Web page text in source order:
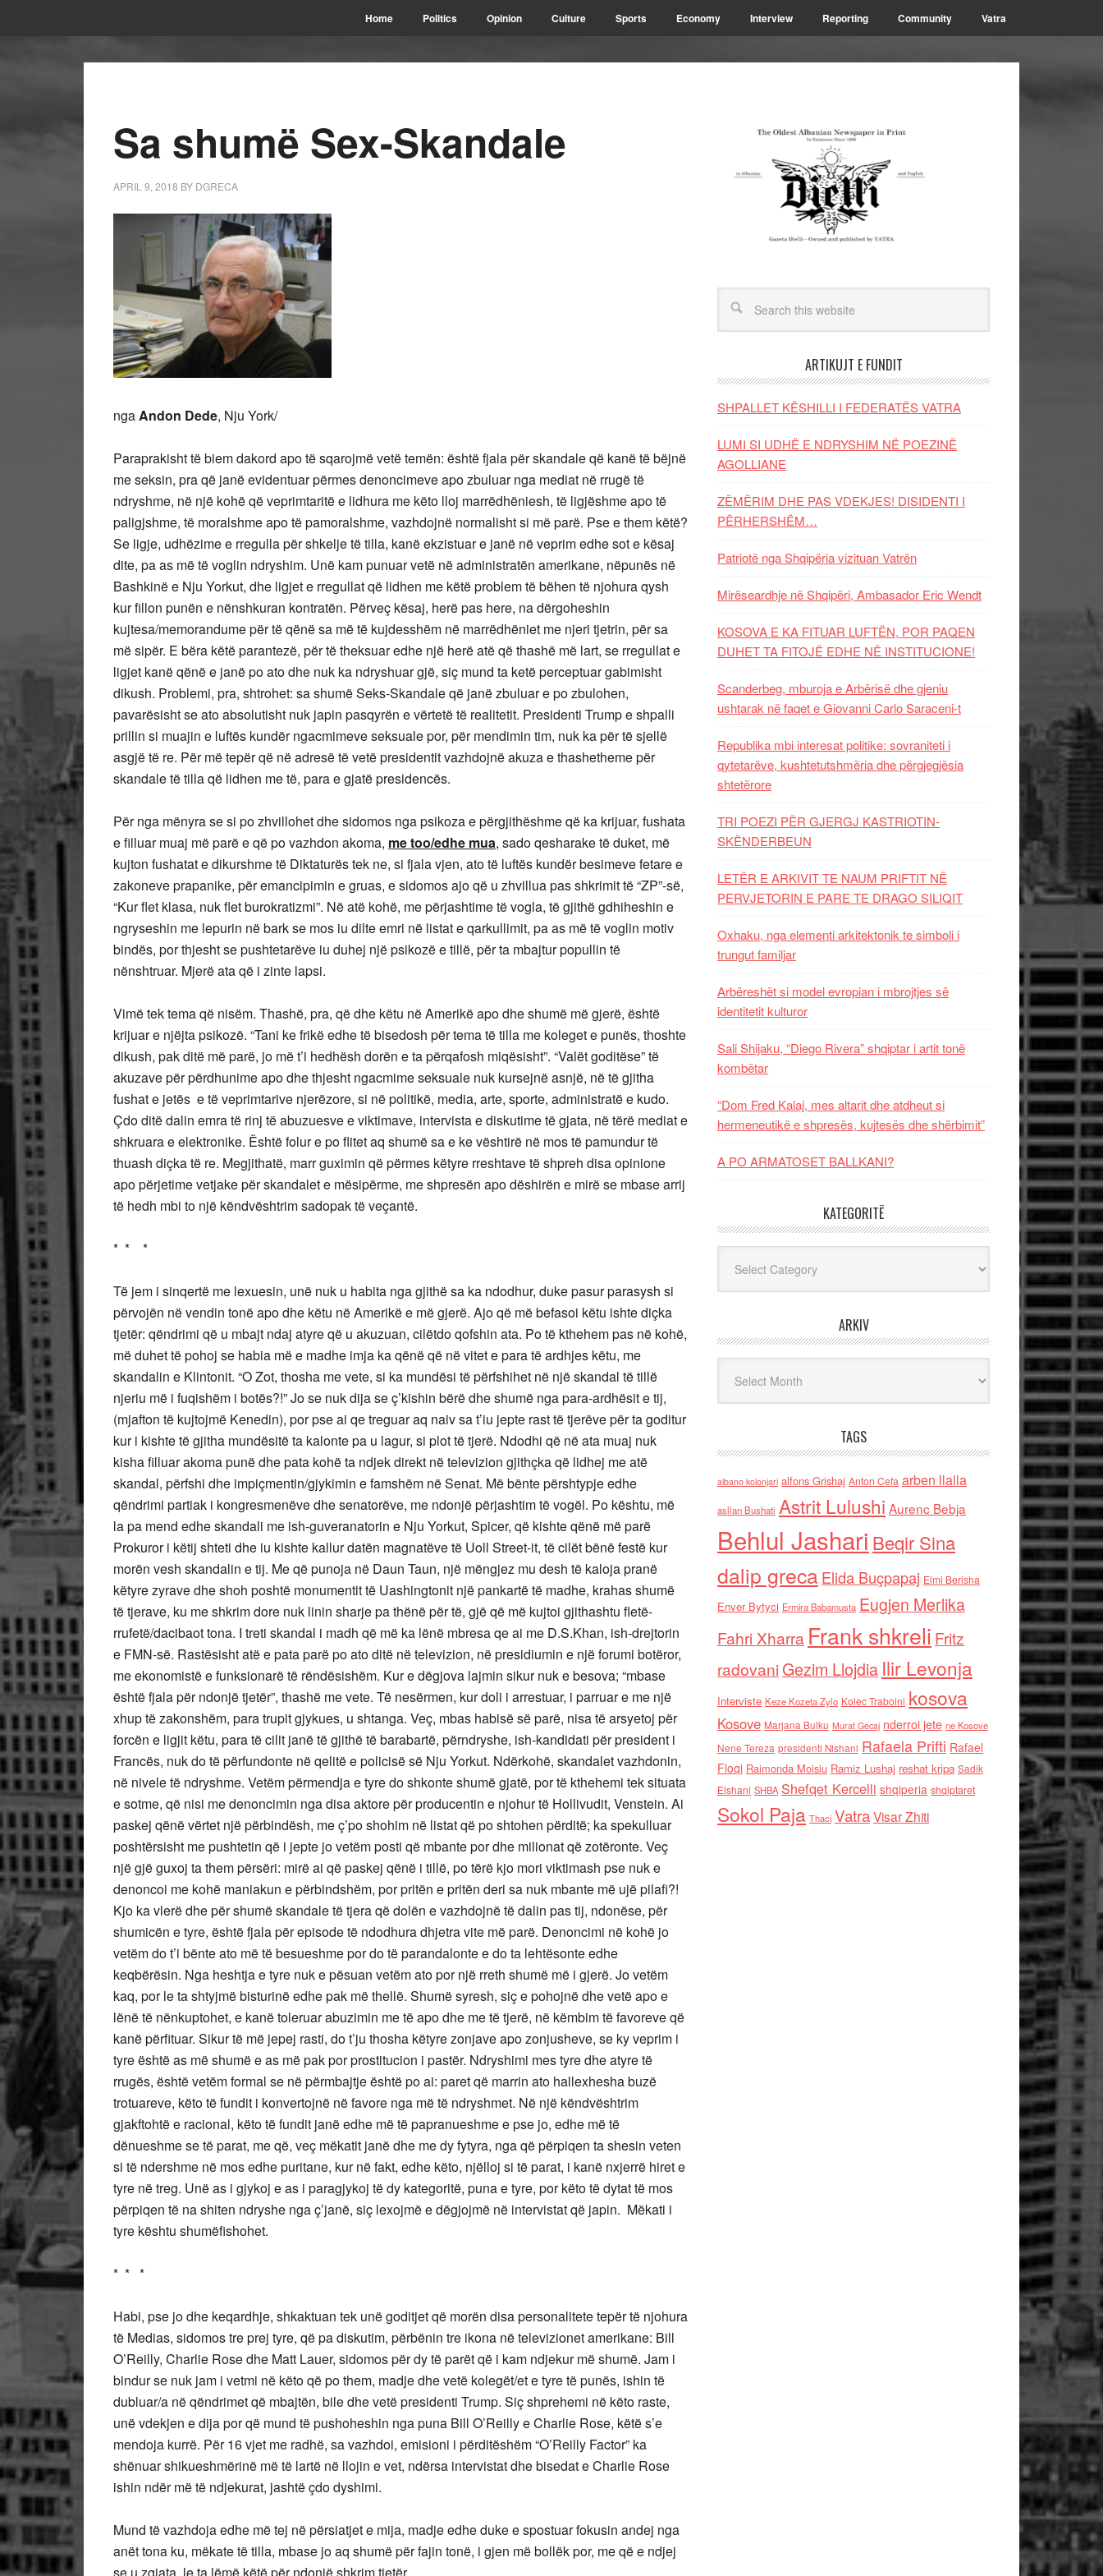
Home Politics Opinion Culture Sports Economy Interview Reporting Community Vatra
Sa shumë Sex-Skandale
APRIL 9, 2018 BY DGRECA
nga Andon Dede, Nju York/
Paraprakisht të biem dakord apo të sqarojmë vetë temën: është fjala për skandale që kanë të bëjnë
me seksin, pra që janë evidentuar përmes denoncimeve apo zbuluar nga mediat në rrugë të
ndryshme, në një kohë që veprimtaritë e lidhura me këto lloj marrëdhëniesh, të ligjëshme apo të
paligjshme, të moralshme apo të pamoralshme, vazhdojnë normalisht si më parë. Pse e them këtë?
Se ligje, udhëzime e rregulla për shkelje të tilla, kanë ekzistuar e janë në veprim edhe sot e kësaj
dite, pa as më të voglin ndryshim. Unë kam punuar vetë në administratën amerikane, nëpunës në
Bashkinë e Nju Yorkut, dhe ligjet e rregullat që lidhen me këtë problem të bëhen të njohura qysh
kur fillon punën e nënshkuran kontratën. Përveç kësaj, herë pas here, na dërgoheshin
kujtesa/memorandume për të qënë sa më të kujdesshëm në marrëdhëniet me njeri tjetrin, për sa
më sipër. E bëra këtë parantezë, për të theksuar edhe një herë atë që thashë më lart, se rregullat e
ligjet kanë qënë e janë po ato dhe nuk ka ndryshuar gjë, siç mund ta ketë perceptuar gabimisht
dikush. Problemi, pra, shtrohet: sa shumë Seks-Skandale që janë zbuluar e po zbulohen,
pavarësisht se ato absolutisht nuk japin pasqyrën e vërtetë të realitetit. Presidenti Trump e shpalli
prillin si muajin e luftës kundër ngacmimeve seksuale por, për mendimin tim, nuk ka për të sjellë
asgjë të re. Për më tepër që në adresë të vetë presidentit vazhdojnë akuza e thashetheme për
skandale të tilla që lidhen me të, para e gjatë presidencës.
Për nga mënyra se si po zhvillohet dhe sidomos nga psikoza e përgjithëshme që ka krijuar, fushata
e filluar muaj më parë e që po vazhdon akoma, me too/edhe mua, sado qesharake të duket, më
kujton fushatat e dikurshme të Diktaturës tek ne, si fjala vjen, ato të luftës kundër besimeve fetare e
zakoneve prapanike, për emancipimin e gruas, e sidomos ajo që u zhvillua pas shkrimit të “ZP”-së,
“Kur flet klasa, nuk flet burokratizmi”. Në atë kohë, me përjashtime të vogla, të gjithë gdhiheshin e
ngryseshin me lepurin në bark se mos iu dilte emri në listat e qarkullimit, pa as më të voglin motiv
bindës, por thjesht se pushtetarëve iu duhej një psikozë e tillë, për ta mbajtur popullin të
nënshtruar. Mjerë ata që i zinte lapsi.
Vimë tek tema që nisëm. Thashë, pra, që dhe këtu në Amerikë apo dhe shumë më gjerë, është
krijuar e njëjta psikozë. “Tani ke frikë edhe të bisedosh për tema të tilla me koleget e punës, thoshte
dikush, pak ditë më parë, jo më t’i hedhësh dorën e ta përqafosh miqësisht”. “Valët goditëse” të
akuzave për përdhunime apo dhe thjesht ngacmime seksuale nuk kursejnë asnjë, në të gjitha
fushat e jetës e të veprimtarive njerëzore, si në politikë, media, arte, sporte, administratë e kudo.
Çdo ditë dalin emra të rinj të abuzuesve e viktimave, intervista e diskutime të gjata, në tërë mediat e
shkruara e elektronike. Është folur e po flitet aq shumë sa e ke vështirë në mos të pamundur të
thuash diçka të re. Megjithatë, marr guximin që përmes këtyre rreshtave të shpreh disa opinione
apo përjetime vetjake për skandalet e mësipërme, me shpresën apo dëshirën e mirë se mbase arrij
të hedh mbi to një këndvështrim sadopak të veçantë.
* * *
Të jem i sinqertë me lexuesin, unë nuk u habita nga gjithë sa ka ndodhur, duke pasur parasysh si
përvojën në vendin tonë apo dhe këtu në Amerikë e më gjerë. Ajo që më befasoi këtu ishte diçka
tjetër: qëndrimi që u mbajt ndaj atyre që u akuzuan, cilëtdo qofshin ata. Po të kthehem pas në kohë,
më duhet të pohoj se habia më e madhe imja ka qënë që në vitet e para të ardhjes këtu, me
skandalin e Klintonit. “O Zot, thosha me vete, si ka mundësi të përfshihet në një skandal të tillë
njeriu më i fuqishëm i botës?!” Jo se nuk dija se ç’kishin bërë dhe shumë nga para-ardhësit e tij,
(mjafton të kujtojmë Kenedin), por pse ai qe treguar aq naiv sa t’iu jepte rast të tjerëve për ta goditur
kur i kishte të gjitha mundësitë ta kalonte pa u lagur, si plot të tjerë. Ndodhi që në ata muaj nuk
kisha filluar akoma punë dhe pata kohë ta ndjek direkt në televizion gjithçka që lidhej me atë
skandal, përfshi dhe impiçmentin/gjykimin e famshëm në Senat. Më bënte përshtypje edhe
qëndrimi partiak i kongresmenëve dhe senatorëve, me ndonjë përjashtim të vogël. Po kështu, më
la pa mend edhe skandali me ish-guveranatorin e Nju Yorkut, Spicer, që kishte qënë më parë
Prokuror i këtij shteti dhe iu kishte kallur datën magnatëve të Uoll Street-it, të cilët bënë festë kur
morën vesh skandalin e tij. Me që punoja në Daun Taun, një mëngjez mu desh të kaloja pranë
këtyre zyrave dhe shoh poshtë monumentit të Uashingtonit një pankartë të madhe, krahas shumë
të tjerave, ku me shkrim dore nuk linin sharje pa thënë për të, gjë që më kujtoi gjithashtu fletë-
rrufetë/dacibaot tona. I treti skandal i madh që më ka lënë mbresa qe ai me D.S.Khan, ish-drejtorin
e FMN-së. Rastësisht atë e pata parë po ato ditë në televizion, në presidiumin e një forumi botëror,
me ekonomistë e funksionarë të rëndësishëm. Kur e dëgjova lajmin sikur nuk e besova; “mbase
është fjala për ndonjë tjetër”, thashë me vete. Të nesërmen, kur doli i arrestuar, i parruar e me një
xhup të zakonshëm, para trupit gjykues, u shtanga. Veç, mbas habisë së parë, nisa të arsyetoj për
forcën e ligjit këtu, para të cilit janë të gjithë të barabartë, përndryshe, ish-kandidati për president i
Francës, nuk do të përfundonte në qelitë e policisë së Nju Yorkut. Ndërkohë, skandalet vazhdonin,
në nivele të ndryshme. Vetëm përmendja e tyre do shkonte shumë gjatë, por të kthehemi tek situata
e sotme, që nisi me denoncimin nga disa aktore për producentin e njohur të Hollivudit, Venstein. Ai
paskej qënë vërtet një përbindësh, me ç’po shohim në listat që po shtohen përditë; ka spekulluar
poshtërsisht me pushtetin që i jepte jo vetëm posti që mbante por dhe milionat që zotëronte. Veç
një gjë guxoj ta them përsëri: mirë ai që paskej qënë i tillë, po tërë kjo mori viktimash pse nuk e
denoncoi me kohë maniakun e përbindshëm, por pritën e pritën deri sa nuk mbante më ujë pilafi?!
Kjo ka vlerë dhe për shumë skandale të tjera që dolën e vazhdojnë të dalin pas tij, ndonëse, për
shumicën e tyre, është fjala për episode të ndodhura dhjetra vite më parë. Denoncimi në kohë jo
vetëm do t’i bënte ato më të besueshme por do të parandalonte e do ta lehtësonte edhe
keqbërësin. Nga heshtja e tyre nuk e pësuan vetëm ato por një rreth shumë më i gjerë. Jo vetëm
kaq, por le ta shtyjmë bisturinë edhe pak më thellë. Shumë syresh, siç e pohojnë dhe vetë apo e
lënë të nënkuptohet, e kanë toleruar abuzimin me të apo dhe me të tjerë, në këmbim të favoreve që
kanë përfituar. Sikur të më jepej rasti, do t’ju thosha këtyre zonjave apo zonjusheve, se ky veprim i
tyre është as më shumë e as më pak por prostitucion i pastër. Ndryshimi mes tyre dhe atyre të
rrugës, është vetëm formal se në përmbajtje është po ai: paret që marrin ato hallexhesha buzë
trotuareve, këto të fundit i konvertojnë në favore nga më të ndryshmet. Në një këndvështrim
gjakftohtë e racional, këto të fundit janë edhe më të papranueshme e pse jo, edhe më të
dënueshme se të parat, me që, veç mëkatit janë dhe me dy fytyra, nga që përpiqen ta shesin veten
si të ndershme në mos edhe puritane, kur në fakt, edhe këto, njëlloj si të parat, i kanë nxjerrë hiret e
tyre në treg. Unë as i gjykoj e as i paragjykoj të dy kategoritë, puna e tyre, por këto të dytat të mos
përpiqen të na shiten ndryshe nga ç’janë, siç lexojmë e dëgjojmë në intervistat që japin. Mëkati i
tyre kështu shumëfishohet.
* * *
Habi, pse jo dhe keqardhje, shkaktuan tek unë goditjet që morën disa personalitete tepër të njohura
të Medias, sidomos tre prej tyre, që pa diskutim, përbënin tre ikona në televizionet amerikane: Bill
O’Reilly, Charlie Rose dhe Matt Lauer, sidomos për dy të parët që i kam ndjekur më shumë. Jam i
bindur se nuk jam i vetmi në këto që po them, madje dhe vetë kolegët/et e tyre të punës, ishin të
dubluar/a në qëndrimet që mbajtën, bile dhe vetë presidenti Trump. Siç shprehemi në këto raste,
unë vdekjen e dija por që mund të pushoheshin nga puna Bill O’Reilly e Charlie Rose, këtë s’e
mendoja kurrë. Për 16 vjet me radhë, sa vazhdoi, emisioni i përditëshëm “O’Reilly Factor” ka
shënuar shikueshmërinë më të lartë në llojin e vet, ndërsa intervistat dhe bisedat e Charlie Rose
ishin ndër më të ndjekurat, jashtë çdo dyshimi.
Mund të vazhdoja edhe më tej në përsiatjet e mija, madje edhe duke e spostuar fokusin andej nga
anët tona ku, mëkate të tilla, mbase jo aq shumë për fajin tonë, i gjen më bollëk por, me që e ndjej
se u zgjata, le ta lëmë këtë për ndonjë shkrim tjetër.
ARTIKUJT E FUNDIT
SHPALLET KËSHILLI I FEDERATËS VATRA
LUMI SI UDHË E NDRYSHIM NË POEZINË
AGOLLIANE
ZËMËRIM DHE PAS VDEKJES! DISIDENTI I
PËRHERSHËM…
Patriotë nga Shqipëria vizituan Vatrën
Mirëseardhje në Shqipëri, Ambasador Eric Wendt
KOSOVA E KA FITUAR LUFTËN, POR PAQEN
DUHET TA FITOJË EDHE NË INSTITUCIONE!
Scanderbeg, mburoja e Arbërisë dhe gjeniu
ushtarak në faqet e Giovanni Carlo Saraceni-t
Republika mbi interesat politike: sovraniteti i
qytetarëve, kushtetutshmëria dhe përgjegjësia
shtetërore
TRI POEZI PËR GJERGJ KASTRIOTIN-
SKËNDERBEUN
LETËR E ARKIVIT TE NAUM PRIFTIT NË
PERVJETORIN E PARE TE DRAGO SILIQIT
Oxhaku, nga elementi arkitektonik te simboli i
trungut familjar
Arbëreshët si model evropian i mbrojtjes së
identitetit kulturor
Sali Shijaku, “Diego Rivera” shqiptar i artit tonë
kombëtar
“Dom Fred Kalaj, mes altarit dhe atdheut si
hermeneutikë e shpresës, kujtesës dhe shërbimit”
A PO ARMATOSET BALLKANI?
KATEGORITË
ARKIV
TAGS
albano kolonjari alfons Grishaj Anton Cefa arben llalla
asllan Bushati Astrit Lulushi Aurenc Bebja
Behlul Jashari Beqir Sina
dalip grecaElida Buçpapaj Elmi Berisha
Enver Bytyci Ermira Babamusta Eugjen Merlika
Fahri Xharra Frank shkreli Fritz
radovaniGezim Llojdia Ilir Levonja
Interviste Keze Kozeta Zylo Kolec Traboini kosova
Kosove Marjana Bulku Murat Gecaj nderroi jete ne Kosove
Nene Tereza presidenti Nishani Rafaela Prifti Rafael
Floqi Raimonda Moisiu Ramiz Lushaj reshat kripa Sadik
Elshani SHBA Shefqet Kercelli shqiperia shqiptaret
Sokol Paja Thaci VatraVisar Zhiti